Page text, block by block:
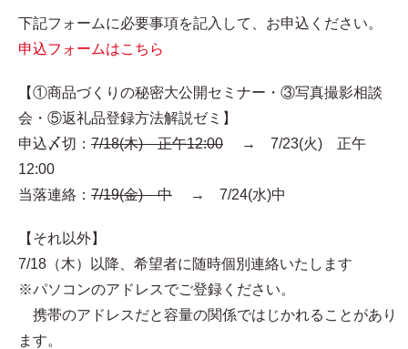
下記フォームに必要事項を記入して、お申込ください。
申込フォームはこちら
【①商品づくりの秘密大公開セミナー・③写真撮影相談
会・⑤返礼品登録方法解説ゼミ】
申込〆切： 7/18(木) 正午12:00 → 7/23(火) 正午
12:00
当落連絡： 7/19(金) 中 → 7/24(水)中
【それ以外】
7/18（木）以降、希望者に随時個別連絡いたします
※パソコンのアドレスでご登録ください。
携帯のアドレスだと容量の関係ではじかれることがあり
ます。